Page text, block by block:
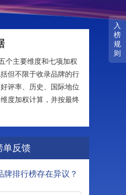
入
榜
规
则
个主要维度和七项加权
但不限于收录品牌的行
评率、历史、国际地位
度加权计算，并按最终
单反馈
牌排行榜存在异议？